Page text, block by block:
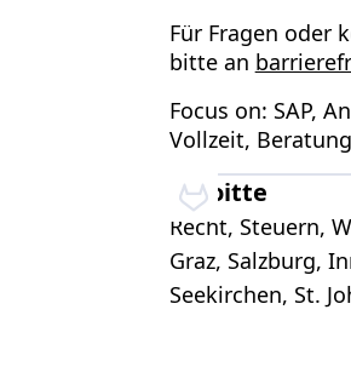
Für Fragen oder
bitte an
Focus on: SAP,
Vollzeit,
Deloitte
Recht, Steuern,
Graz, Salzburg,
Seekirchen, St.